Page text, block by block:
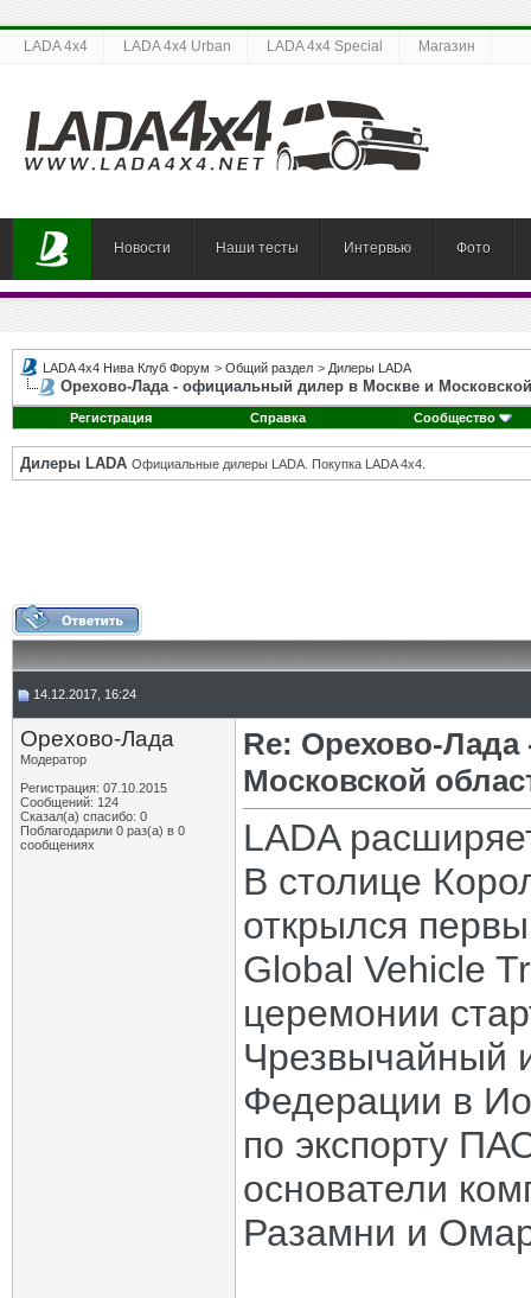
LADA 4x4 LADA 4x4 Urban LADA 4x4 Special Магазин
Новости Наши тесты Интервью Фото
LADA 4x4 Нива Клуб Форум > Общий раздел > Дилеры LADA
Орехово-Лада - официальный дилер в Москве и
Регистрация Справка Сообщество
Дилеры LADA Официальные дилеры LADA. Покупка LADA 4x4.
14.12.2017, 16:24
Орехово-Лада
Модератор
Регистрация: 07.10.2015
Сообщений: 124
Сказал(а) спасибо: 0
Поблагодарили 0 раз(а) в 0
сообщениях
Re: Орехово-
Московской
LADA
В столице
открылся
Global Vehicle
церемонии
Чрезвычайный
Федерации в
по экспорту
основатели
Разамни и